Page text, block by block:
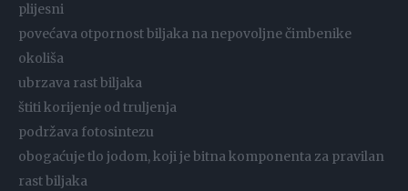
plijesni
povećava otpornost biljaka na nepovoljne čimbenike
okoliša
ubrzava rast biljaka
štiti korijenje od truljenja
podržava fotosintezu
obogaćuje tlo jodom, koji je bitna komponenta za pravilan
rast biljaka